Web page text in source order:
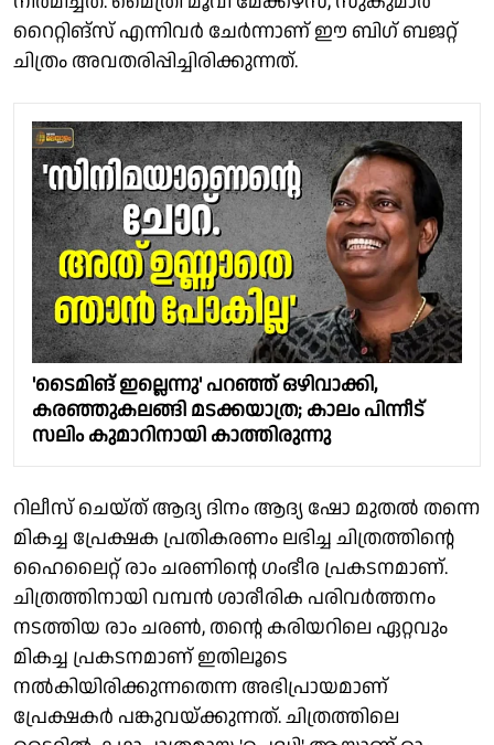
റൈറ്റിങ്സ് എന്നിവർ ചേർന്നാണ് ഈ ബിഗ് ബജറ്റ്
ചിത്രം അവതരിപ്പിച്ചിരിക്കുന്നത്.
'ടൈമിങ് ഇല്ലെന്നു' പറഞ്ഞ് ഒഴിവാക്കി,
കരഞ്ഞുകലങ്ങി മടക്കയാത്ര; കാലം പിന്നീട്
സലിം കുമാറിനായി കാത്തിരുന്നു
റിലീസ് ചെയ്ത് ആദ്യ ദിനം ആദ്യ ഷോ മുതൽ തന്നെ
മികച്ച പ്രേക്ഷക പ്രതികരണം ലഭിച്ച ചിത്രത്തിന്റെ
ഹൈലൈറ്റ് രാം ചരണിന്റെ ഗംഭീര പ്രകടനമാണ്.
ചിത്രത്തിനായി വമ്പൻ ശാരീരിക പരിവർത്തനം
നടത്തിയ രാം ചരൺ, തന്റെ കരിയറിലെ ഏറ്റവും
മികച്ച പ്രകടനമാണ് ഇതിലൂടെ
നൽകിയിരിക്കുന്നതെന്ന അഭിപ്രായമാണ്
പ്രേക്ഷകർ പങ്കുവയ്ക്കുന്നത്. ചിത്രത്തിലെ